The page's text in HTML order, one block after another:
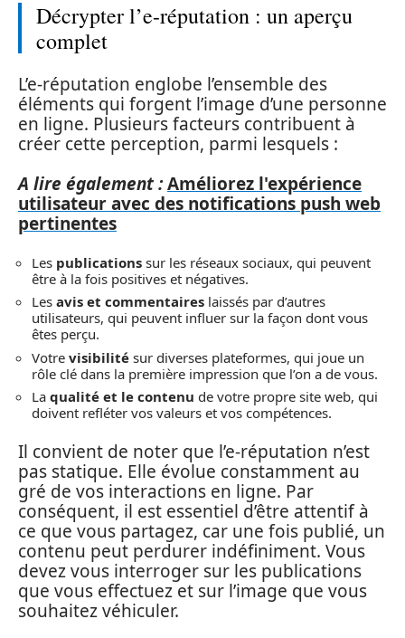
Décrypter l’e-réputation : un aperçu
complet
L’e-réputation englobe l’ensemble des
éléments qui forgent l’image d’une personne
en ligne. Plusieurs facteurs contribuent à
créer cette perception, parmi lesquels :
A lire également :Améliorez l'expérience
utilisateur avec des notifications push web
pertinentes
Les publications sur les réseaux sociaux, qui peuvent
être à la fois positives et négatives.
Les avis et commentaires laissés par d’autres
utilisateurs, qui peuvent influer sur la façon dont vous
êtes perçu.
Votre visibilité sur diverses plateformes, qui joue un
rôle clé dans la première impression que l’on a de vous.
La qualité et le contenu de votre propre site web, qui
doivent refléter vos valeurs et vos compétences.
Il convient de noter que l’e-réputation n’est
pas statique. Elle évolue constamment au
gré de vos interactions en ligne. Par
conséquent, il est essentiel d’être attentif à
ce que vous partagez, car une fois publié, un
contenu peut perdurer indéfiniment. Vous
devez vous interroger sur les publications
que vous effectuez et sur l’image que vous
souhaitez véhiculer.